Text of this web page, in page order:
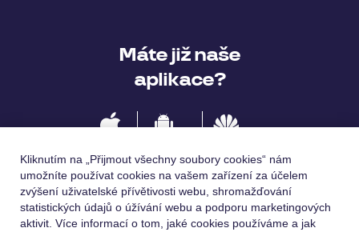
Máte již naše
aplikace?
Jazykové verze
Kliknutím na „Přijmout všechny soubory cookies“ nám
umožníte používat cookies na vašem zařízení za účelem
zvýšení uživatelské přívětivosti webu, shromažďování
statistických údajů o úžívání webu a podporu marketingových
aktivit. Více informací o tom, jaké cookies používáme a jak